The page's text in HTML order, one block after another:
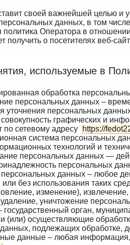
своей важнейшей целью и
данных, в том
Оператора в
получить о посетителях веб-
используемые в
обработка
персональных данных –
уточнения персональных
графических и
по сетевому адресу
https://
система персональных
технологий и
персональных данных —
персональных
данных – любое
или без использования таких
изменение),
уничтожение
государственный орган,
(или) осуществляющие
подлежащих обработке,
данные – любая